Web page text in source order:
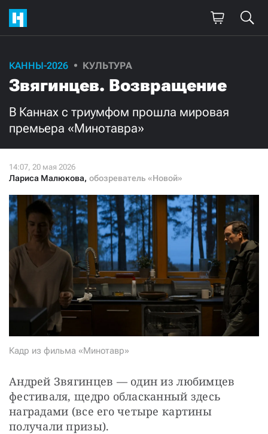
КАННЫ-2026 КУЛЬТУРА
Звягинцев. Возвращение
В Каннах с триумфом прошла мировая
премьера «Минотавра»
Лариса Малюкова, обозреватель «Новой»
Кадр из фильма «Минотавр»
Андрей Звягинцев — один из любимцев
фестиваля, щедро обласканный здесь
наградами (все его четыре картины
получали призы).
Поддержите
нашу работу!
Ежемесячно Разово
500
Нажимая кнопку «Стать соучастником»,
я принимаю
условия и подтверждаю свое гражданство РФ
СТАТЬ СОУЧАСТНИКОМ
ПОДЕЛИТЬСЯ С ДРУЗЬЯМИ
Если у вас есть вопросы, пишите donate@novayagazeta.ru
или
звоните:
+7 (929) 612-03-68